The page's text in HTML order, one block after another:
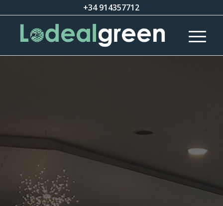
+34 914357712